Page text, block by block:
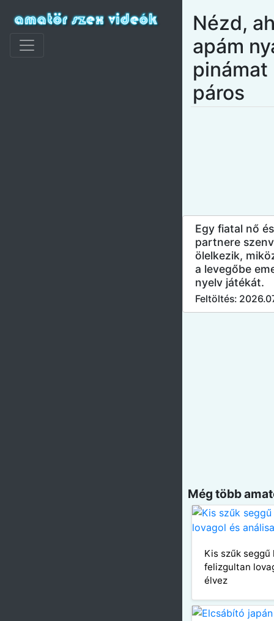
Nézd,
apám
páros
Egy fiatal nő
partnere
ölelkezik,
a levegőbe
nyelv játékát.
Feltöltés:
Még több
Kis szűk
felizgultan
élvez